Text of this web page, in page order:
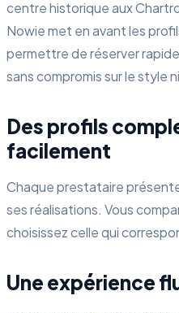
centre historique aux
Nowie met en avant les
permettre de réserver
sans compromis sur le style
Des profils
facilement
Chaque prestataire
ses réalisations. Vous
choisissez celle qui
Une expérience